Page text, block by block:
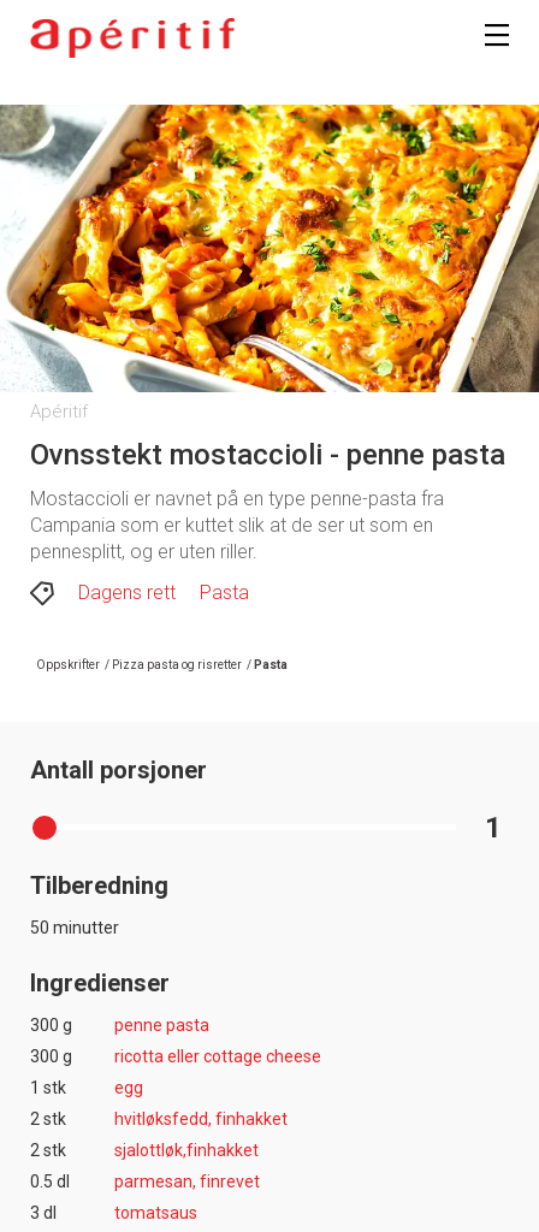
Apéritif
Ovnsstekt mostaccioli - penne pasta
Mostaccioli er navnet på en type penne-pasta fra
Campania som er kuttet slik at de ser ut som en
pennesplitt, og er uten riller.
Dagens rett
Pasta
Oppskrifter / Pizza pasta og risretter / Pasta
Antall porsjoner
1
Tilberedning
50 minutter
Ingredienser
300 g
penne pasta
300 g
ricotta eller cottage cheese
1 stk
egg
2 stk
hvitløksfedd, finhakket
2 stk
sjalottløk,finhakket
0.5 dl
parmesan, finrevet
3 dl
tomatsaus